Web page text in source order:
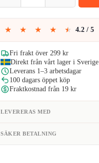
★ ★ ★ ★ ★ 4.2 / 5
Fri frakt över 299 kr
Direkt från vårt lager i Sverige
Leverans 1–3 arbetsdagar
100 dagars öppet köp
Fraktkostnad från 19 kr
LEVERERAS MED
SÄKER BETALNING